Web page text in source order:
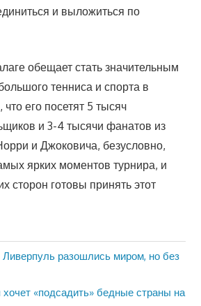
и выложиться по
обещает стать значительным
тенниса и спорта в
его посетят 5 тысяч
и 3-4 тысячи фанатов из
и Джоковича, безусловно,
ярких моментов турнира, и
сторон готовы принять этот
разошлись миром, но без
«подсадить» бедные страны на